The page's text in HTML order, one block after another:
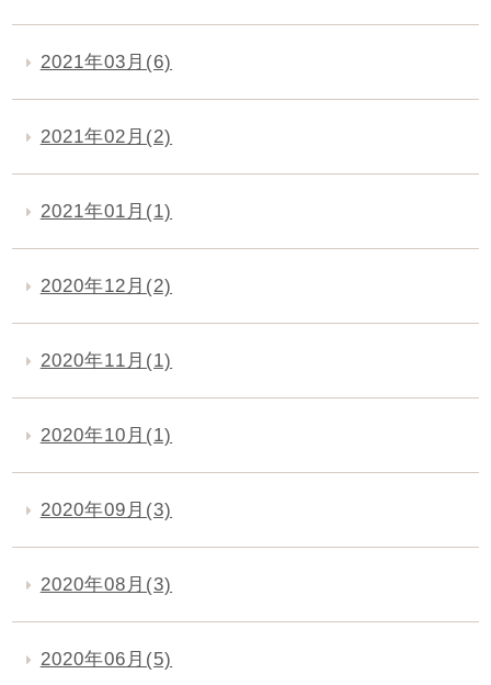
2021年03月(6)
2021年02月(2)
2021年01月(1)
2020年12月(2)
2020年11月(1)
2020年10月(1)
2020年09月(3)
2020年08月(3)
2020年06月(5)